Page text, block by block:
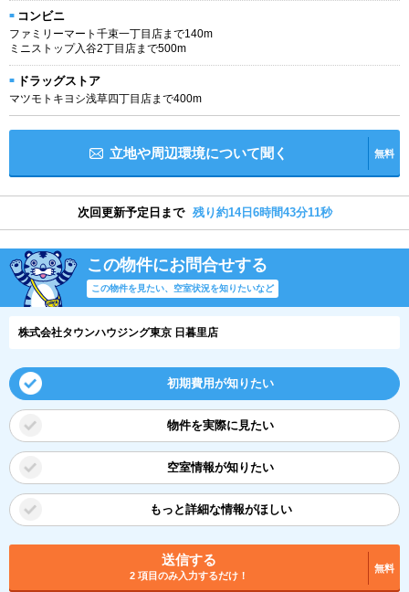
コンビニ
ファミリーマート千束一丁目店まで140m
ミニストップ入谷2丁目店まで500m
ドラッグストア
マツモトキヨシ浅草四丁目店まで400m
立地や周辺環境について聞く 無料
次回更新予定日まで 残り約14日6時間43分10秒
この物件にお問合せする
この物件を見たい、空室状況を知りたいなど
株式会社タウンハウジング東京 日暮里店
初期費用が知りたい
物件を実際に見たい
空室情報が知りたい
もっと詳細な情報がほしい
送信する
2 項目のみ入力するだけ！
無料